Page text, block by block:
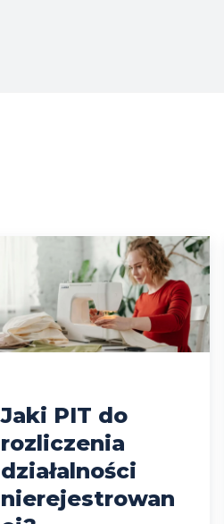
Jaki PIT do
rozliczenia
działalności
nierejestrowan